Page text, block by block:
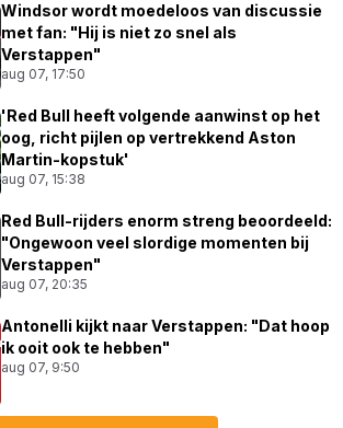
Windsor wordt moedeloos van discussie
met fan: "Hij is niet zo snel als
Verstappen"
aug 07, 17:50
'Red Bull heeft volgende aanwinst op het
oog, richt pijlen op vertrekkend Aston
Martin-kopstuk'
aug 07, 15:38
Red Bull-rijders enorm streng beoordeeld:
"Ongewoon veel slordige momenten bij
Verstappen"
aug 07, 20:35
Antonelli kijkt naar Verstappen: "Dat hoop
ik ooit ook te hebben"
aug 07, 9:50